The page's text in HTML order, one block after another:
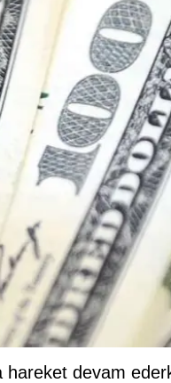
hareket devam